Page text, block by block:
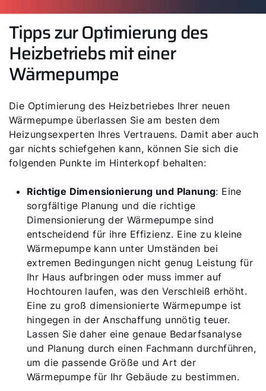
Tipps zur Optimierung des
Heizbetriebs mit einer
Wärmepumpe
Die Optimierung des Heizbetriebes Ihrer neuen
Wärmepumpe überlassen Sie am besten dem
Heizungsexperten Ihres Vertrauens. Damit aber auch
gar nichts schiefgehen kann, können Sie sich die
folgenden Punkte im Hinterkopf behalten:
Richtige Dimensionierung und Planung: Eine
sorgfältige Planung und die richtige
Dimensionierung der Wärmepumpe sind
entscheidend für ihre Effizienz. Eine zu kleine
Wärmepumpe kann unter Umständen bei
extremen Bedingungen nicht genug Leistung für
Ihr Haus aufbringen oder muss immer auf
Hochtouren laufen, was den Verschleiß erhöht.
Eine zu groß dimensionierte Wärmepumpe ist
hingegen in der Anschaffung unnötig teuer.
Lassen Sie daher eine genaue Bedarfsanalyse
und Planung durch einen Fachmann durchführen,
um die passende Größe und Art der
Wärmepumpe für Ihr Gebäude zu bestimmen.